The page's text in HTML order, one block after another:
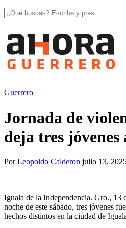
Guerrero
Jornada de
deja tres jóvenes
PorLeopoldo Calderon julio 13,
Iguala de la Independencia. Gro., 13
noche de este sábado, tres jóvenes
hechos distintos en la ciudad de